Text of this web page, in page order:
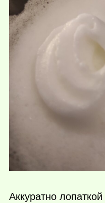
Аккуратно